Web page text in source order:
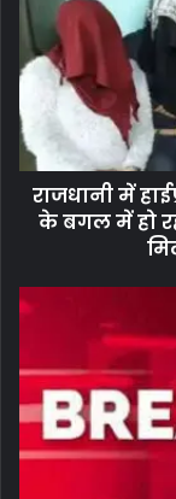
राजधानी में
के बगल में हो